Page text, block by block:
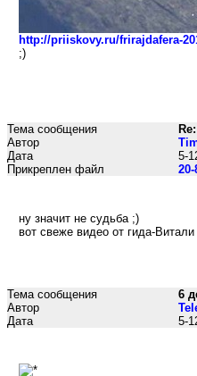
http://priiskovy.ru/frirajdafera-
;)
Тема сообщения
Автор
Дата
5-
Прикреплен файл
ну значит не судьба ;)
вот свеже видео от гида-Витали
Тема сообщения
6
Автор
Дата
5-